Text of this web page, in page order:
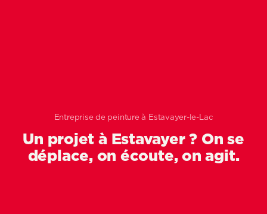
Accueil / Peinture Estavayer
Madéco Peinture propose ses
Entreprise de peinture à Estavayer-le-Lac
Un projet à Estavayer ? On se
déplace, on écoute, on agit.